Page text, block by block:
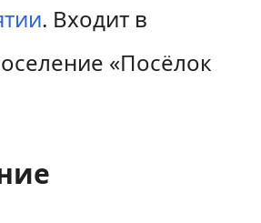
. Входит в
«Посёлок